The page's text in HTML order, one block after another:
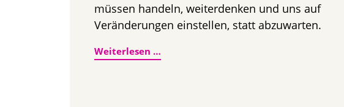
müssen handeln, weiterdenken und uns auf
Veränderungen einstellen, statt abzuwarten.
Weiterlesen …